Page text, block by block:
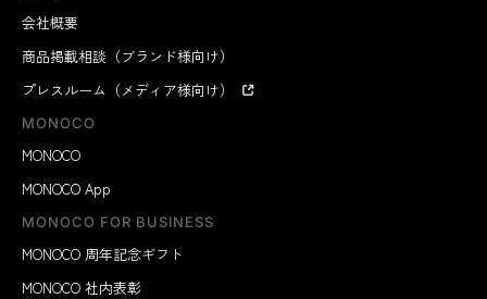
会社概要
商品掲載相談（ブランド様向け）
プレスルーム（メディア様向け）
MONOCO
MONOCO
MONOCO App
MONOCO FOR BUSINESS
MONOCO 周年記念ギフト
MONOCO 社内表彰